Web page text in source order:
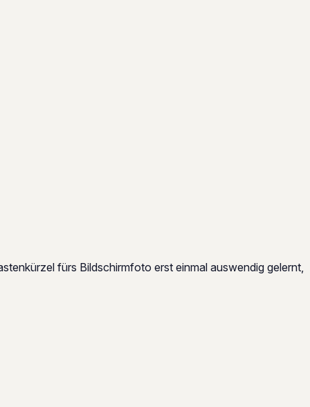
fürs Bildschirmfoto erst einmal auswendig gelernt,